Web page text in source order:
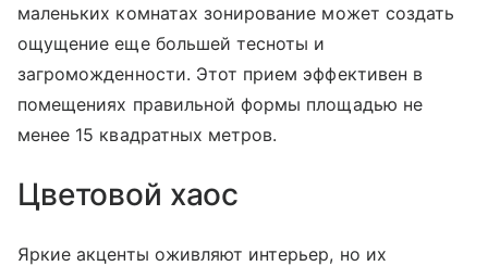
маленьких комнатах зонирование может создать
ощущение еще большей тесноты и
загроможденности. Этот прием эффективен в
помещениях правильной формы площадью не
менее 15 квадратных метров.
Цветовой хаос
Яркие акценты оживляют интерьер, но их